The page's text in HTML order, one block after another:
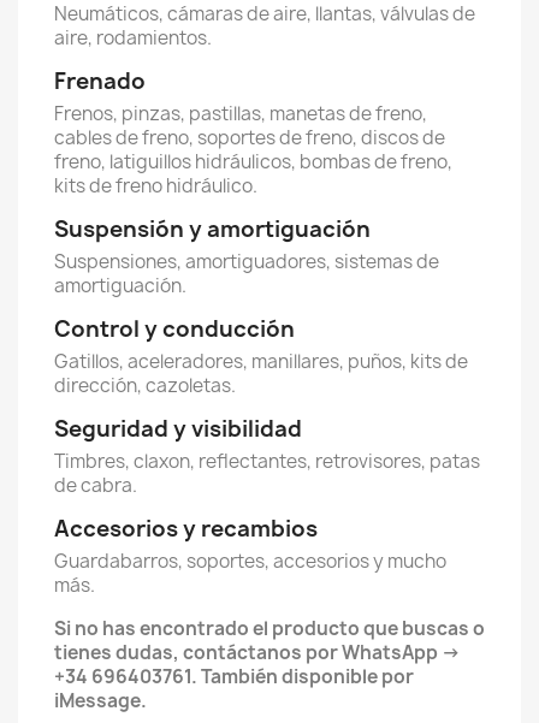
Neumáticos, cámaras de aire, llantas, válvulas de
aire, rodamientos.
Frenado
Frenos, pinzas, pastillas, manetas de freno,
cables de freno, soportes de freno, discos de
freno, latiguillos hidráulicos, bombas de freno,
kits de freno hidráulico.
Suspensión y amortiguación
Suspensiones, amortiguadores, sistemas de
amortiguación.
Control y conducción
Gatillos, aceleradores, manillares, puños, kits de
dirección, cazoletas.
Seguridad y visibilidad
Timbres, claxon, reflectantes, retrovisores, patas
de cabra.
Accesorios y recambios
Guardabarros, soportes, accesorios y mucho
más.
Si no has encontrado el producto que buscas o
tienes dudas, contáctanos por WhatsApp ->
+34 696403761. También disponible por
iMessage.